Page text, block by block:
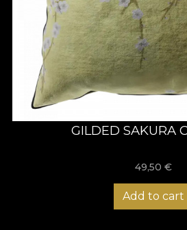
GILDED SAKURA
49,50 €
Add to cart